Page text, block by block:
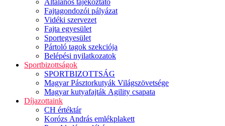
Általános tájékoztató
Fajtagondozói pályázat
Vidéki szervezet
Fajta egyesület
Sportegyesület
Pártoló tagok szekciója
Belépési nyilatkozatok
Sportbizottságok
SPORTBIZOTTSÁG
Magyar Pásztorkutyák Világszövetsége
Magyar kutyafajták Agility csapata
Díjazottaink
CH értéktár
Korózs András emlékplakett